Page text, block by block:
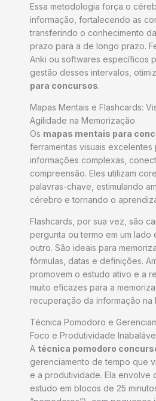
Essa metodologia força o
informação, fortalecendo as
transferindo o conhecimento
prazo para a de longo prazo.
Anki ou softwares específicos
gestão desses intervalos,
para concursos.
Mapas Mentais e Flashcards:
Agilidade na Memorização
Os mapas mentais para
ferramentas visuais excelentes
informações complexas,
compreensão. Eles utilizam
palavras-chave, estimulando
cérebro e tornando o
Flashcards, por sua vez, são
pergunta ou termo em um lado
outro. São ideais para
fórmulas, datas e definições.
promovem o estudo ativo e a
muito eficazes para a
recuperação da informação na
Técnica Pomodoro e
Foco e Produtividade
A técnica pomodoro
gerenciamento de tempo que
e a produtividade. Ela envolve
estudo em blocos de 25